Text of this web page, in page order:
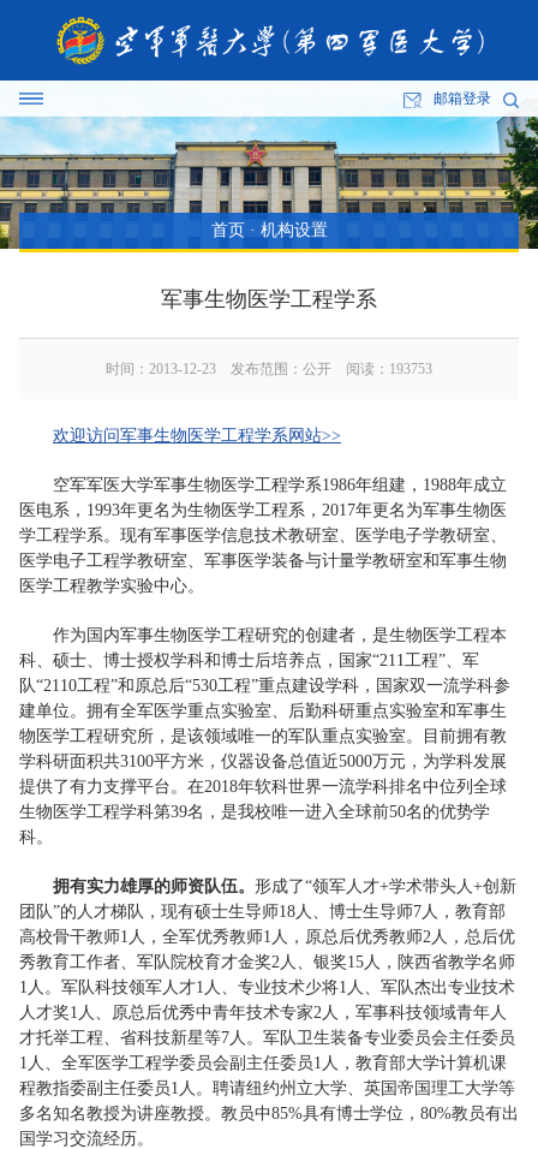
邮箱登录
首页 · 机构设置
军事生物医学工程学系
时间：2013-12-23 发布范围：公开 阅读： 193753
欢迎访问军事生物医学工程学系网站>>
空军军医大学军事生物医学工程学系1986年组建，1988年成立
医电系，1993年更名为生物医学工程系，2017年更名为军事生物医
学工程学系。现有军事医学信息技术教研室、医学电子学教研室、
医学电子工程学教研室、军事医学装备与计量学教研室和军事生物
医学工程教学实验中心。
作为国内军事生物医学工程研究的创建者，是生物医学工程本
科、硕士、博士授权学科和博士后培养点，国家“211工程”、军
队“2110工程”和原总后“530工程”重点建设学科，国家双一流学科参
建单位。拥有全军医学重点实验室、后勤科研重点实验室和军事生
物医学工程研究所，是该领域唯一的军队重点实验室。目前拥有教
学科研面积共3100平方米，仪器设备总值近5000万元，为学科发展
提供了有力支撑平台。在2018年软科世界一流学科排名中位列全球
生物医学工程学科第39名，是我校唯一进入全球前50名的优势学
科。
拥有实力雄厚的师资队伍。 形成了“领军人才+学术带头人+创新
团队”的人才梯队，现有硕士生导师18人、博士生导师7人，教育部
高校骨干教师1人，全军优秀教师1人，原总后优秀教师2人，总后优
秀教育工作者、军队院校育才金奖2人、银奖15人，陕西省教学名师
1人。军队科技领军人才1人、专业技术少将1人、军队杰出专业技术
人才奖1人、原总后优秀中青年技术专家2人，军事科技领域青年人
才托举工程、省科技新星等7人。军队卫生装备专业委员会主任委员
1人、全军医学工程学委员会副主任委员1人，教育部大学计算机课
程教指委副主任委员1人。聘请纽约州立大学、英国帝国理工大学等
多名知名教授为讲座教授。教员中85%具有博士学位，80%教员有出
国学习交流经历。